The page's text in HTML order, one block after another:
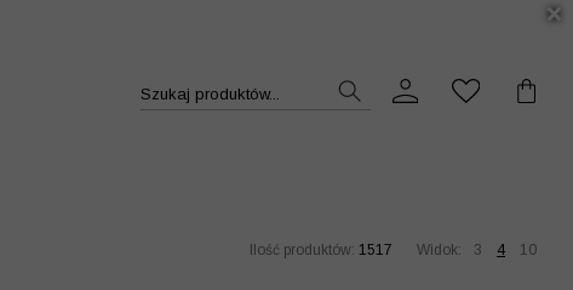
>>
Szukaj produktów...
Ilość produktów: 1517 Widok: 3 4 10